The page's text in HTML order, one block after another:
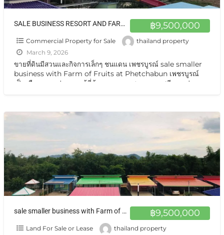
฿9,500,000
SALE BUSINESS RESORT AND FARM OF FRUITS Good asmohere,a lot of various of Thai Fruits , house for rent ,closed main road ,good view ,good natural Everything here is perfectly
Commercial Property for Sale
thailand property
March 9, 2026
ขายที่ดินมีสวนและกิจการเล็กๆ ชนแดน เพชรบูรณ์ sale smaller
business with Farm of Fruits at Phetchabun เพชรบูรณ์
เป็นเมืองหมายปองของ ผู้ที่ต้องการความสงบ อากาศดีมาก ปลอด
มะขามหวานขึ้นชื่อ ทุเรียนก็อร่อยไม่แพ้ ภาคอื่นๆ[…]
฿9,500,000
sale smaller business with Farm of Fruits at Phetchabun ขายบ้านสวน 10 ไร่กว่า โฉนด ชนแดน เพชรบูรณ์
Land For Sale or Lease
thailand property